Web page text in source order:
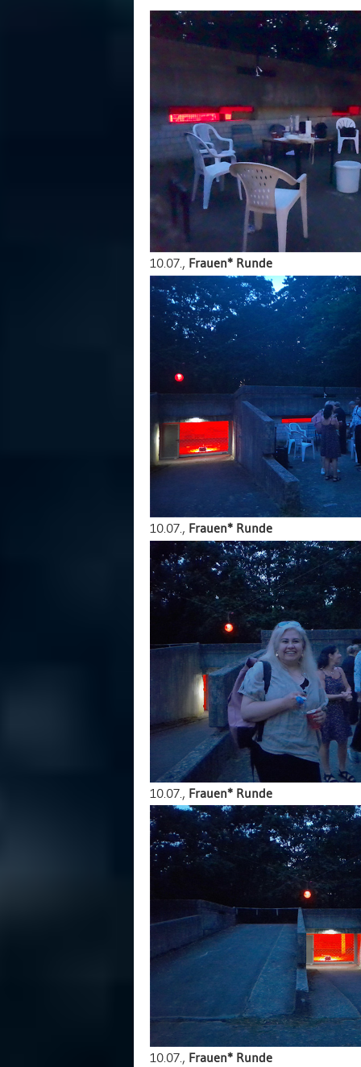
10.07., Frauen* Runde
10.07., Frauen* Runde
10.07., Frauen* Runde
10.07., Frauen* Runde